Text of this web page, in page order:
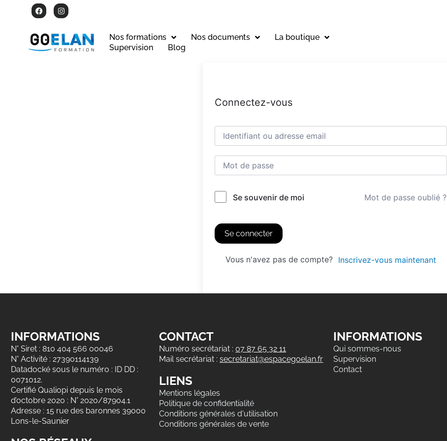
Nos formations Nos documents
La boutique
Supervision
Blog
Connectez-vous
Se souvenir de moi Mot de passe oublié ?
Se connecter
Vous n'avez pas de compte? Inscrivez-vous maintenant
INFORMATIONS
N° Siret : 810 404 566 00046
N° Activité : 27390114139
Datadocké sous le numéro : ID DD :
0071012.
Certifié Qualiopi depuis le mois
d’octobre 2020 : N° 2020/87904.1
Adresse : 15 rue des baronnes 39000
Lons-le-Saunier
CONTACT
Numéro secrétariat : 07 87 65 32 11
Mail secrétariat :secretariat@espacegoelan.fr
LIENS
Mentions légales
Politique de confidentialité
Conditions générales d'utilisation
Conditions générales de vente
INFORMATIONS
Qui sommes-nous
Supervision
Contact